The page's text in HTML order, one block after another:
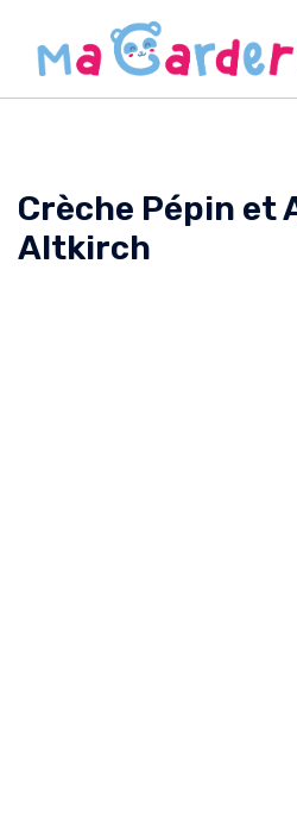
Crèche Pépin et
Altkirch